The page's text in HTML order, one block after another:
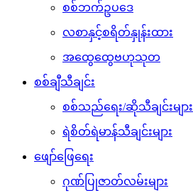
စစ်ဘက်ဥပဒေ
လစာနှင့်စရိတ်နှုန်းထား
အထွေထွေဗဟုသုတ
စစ်ချီသီချင်း
စစ်သည်ရေး/ဆိုသီချင်းများ
ရဲစိတ်ရဲမာန်သီချင်းများ
ဖျော်ဖြေရေး
ဂုဏ်ပြုဇာတ်လမ်းများ